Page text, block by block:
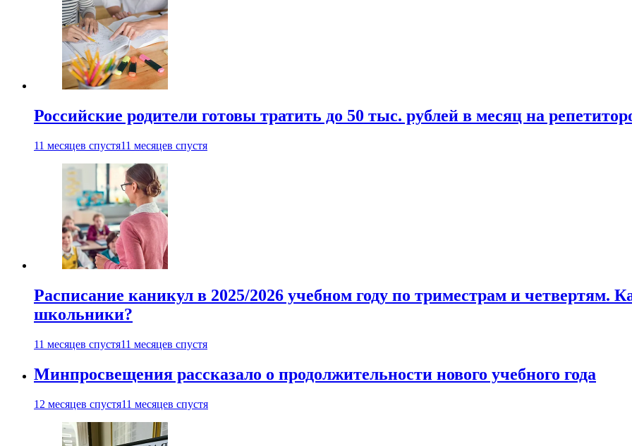
Российские родители готовы тратить до 50 тыс. рублей в месяц на
11 месяцев спустя11 месяцев спустя
Расписание каникул в 2025/2026 учебном году по триместрам и четвертям.
школьники?
11 месяцев спустя11 месяцев спустя
Минпросвещения рассказало о продолжительности нового учебного года
12 месяцев спустя11 месяцев спустя